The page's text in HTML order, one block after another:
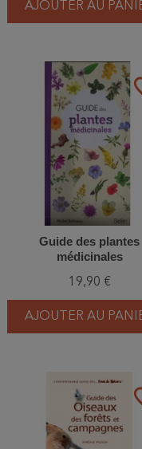
AJOUTER AU
Guide des plantes
médicinales
19,90 €
AJOUTER AU